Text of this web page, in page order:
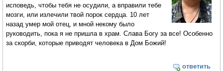
исповедь, чтобы тебя не осудили, а вправили тебе
мозги, или излечили твой порок сердца. 10 лет
назад умер мой отец, и мной некому было
руководить, пока я не пришла в храм. Слава Богу за все! Особенно
за скорби, которые приводят человека в Дом Божий!
ответить